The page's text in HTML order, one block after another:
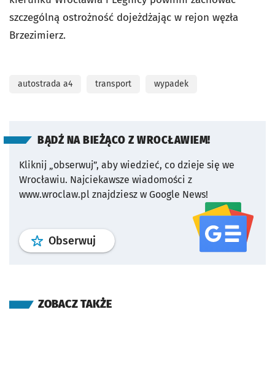
szczególną ostrożność dojeżdżając w rejon węzła
Brzezimierz.
autostrada a4 transport wypadek
BĄDŹ NA BIEŻĄCO Z WROCŁAWIEM!
Kliknij „obserwuj”, aby wiedzieć, co dzieje się we
Wrocławiu. Najciekawsze wiadomości z
www.wroclaw.pl znajdziesz w Google News!
Obserwuj profil serwisu
ZOBACZ TAKŻE